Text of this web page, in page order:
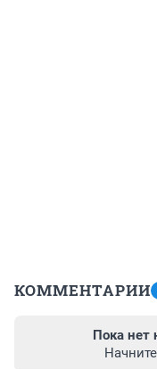
КОММЕНТАРИИ
Пока нет